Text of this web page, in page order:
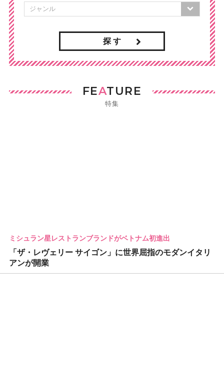
探 す
FEATURE
特集
ミシュラン星レストランブランドがベトナム初進出
「ザ・レヴェリー サイゴン」に世界屈指のモダンイタリ
アンが開業